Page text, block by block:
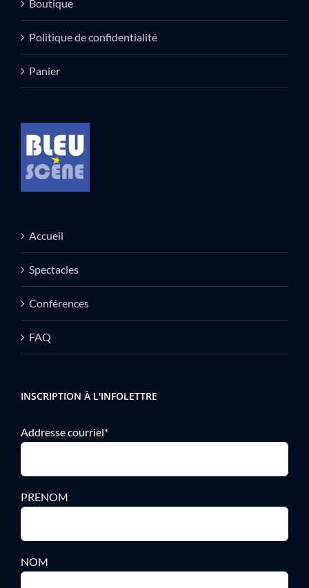
Boutique
Politique de confidentialité
Panier
Accueil
Spectacles
Conférences
FAQ
INSCRIPTION À L'INFOLETTRE
Addresse courriel*
PRENOM
NOM